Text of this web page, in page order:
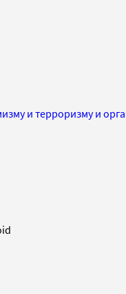
и терроризму и